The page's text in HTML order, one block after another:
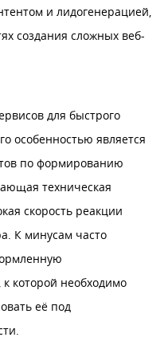
и лидогенерацией,
создания сложных веб-
для быстрого
особенностью является
по формированию
техническая
скорость реакции
К минусам часто
которой необходимо
её под